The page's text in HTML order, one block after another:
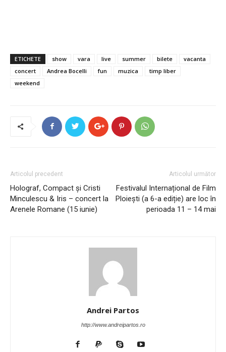
ETICHETE show vara live summer bilete
vacanta
concert
Andrea Bocelli fun muzica
timp liber
weekend
Articolul precedent
Holograf, Compact și Cristi
Minculescu & Iris – concert la
Arenele Romane (15 iunie)
Articolul următor
Festivalul Internațional de Film
Ploiești (a 6-a ediție) are loc în
perioada 11 – 14 mai
Andrei Partos
http://www.andreipartos.ro